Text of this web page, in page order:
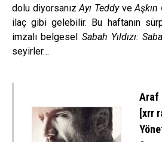
dolu diyorsanızAyı TeddyveAşkın
ilaç gibi gelebilir. Bu haftanın
imzalı belgesel Sabah Yıldızı:
seyirler…
Araf
[xrr